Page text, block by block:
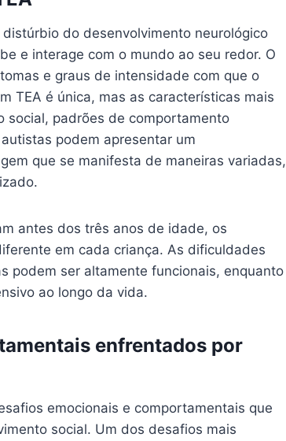
do desenvolvimento neurológico
e interage com o mundo ao seu redor. O
e graus de intensidade com que o
TEA é única, mas as características mais
social, padrões de comportamento
podem apresentar um
que se manifesta de maneiras variadas,
antes dos três anos de idade, os
em cada criança. As dificuldades
podem ser altamente funcionais, enquanto
ao longo da vida.
enfrentados por
emocionais e comportamentais que
social. Um dos desafios mais